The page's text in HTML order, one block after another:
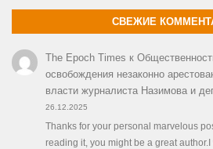
СВЕЖИЕ
The Epoch Times к
освобождения незаконно
власти журналиста Назимова и
26.12.2025
Thanks for your personal marvelous
reading it, you might be a great